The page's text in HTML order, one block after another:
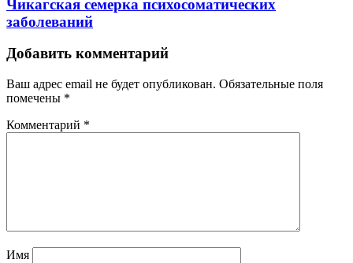
Чикагская семерка психосоматических
заболеваний
Добавить комментарий
Ваш адрес email не будет опубликован. Обязательные поля
помечены *
Комментарий *
Имя